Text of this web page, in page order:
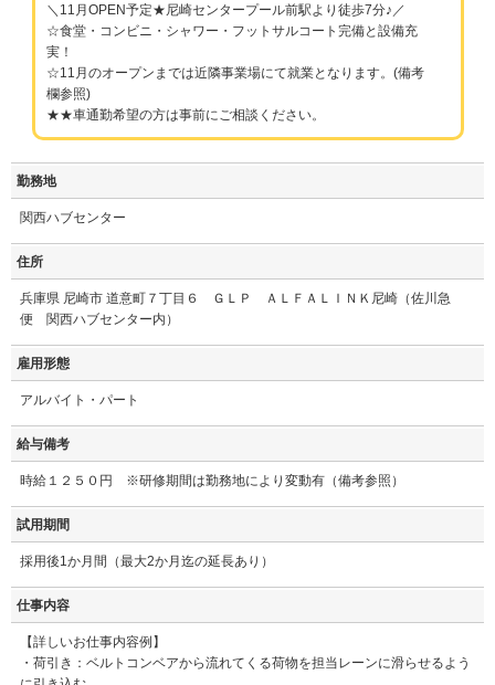
＼11月OPEN予定★尼崎センタープール前駅より徒歩7分♪／
☆食堂・コンビニ・シャワー・フットサルコート完備と設備充
実！
☆11月のオープンまでは近隣事業場にて就業となります。(備考
欄参照)
★★車通勤希望の方は事前にご相談ください。
勤務地
関西ハブセンター
住所
兵庫県 尼崎市 道意町７丁目６ ＧＬＰ ＡＬＦＡＬＩＮＫ尼崎（佐川急
便 関西ハブセンター内）
雇用形態
アルバイト・パート
給与備考
時給１２５０円 ※研修期間は勤務地により変動有（備考参照）
試用期間
採用後1か月間（最大2か月迄の延長あり）
仕事内容
【詳しいお仕事内容例】
・荷引き：ベルトコンベアから流れてくる荷物を担当レーンに滑らせるよう